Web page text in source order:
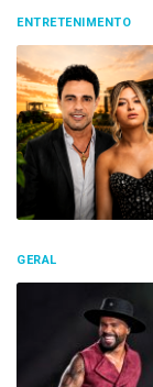
ENTRETENIMENTO
GERAL